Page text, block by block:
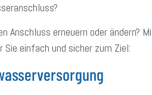
Anschluss erneuern oder ändern?
einfach und sicher zum Ziel: